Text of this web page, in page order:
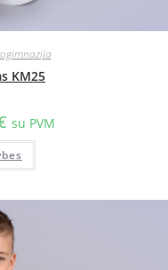
KM25
su PVM